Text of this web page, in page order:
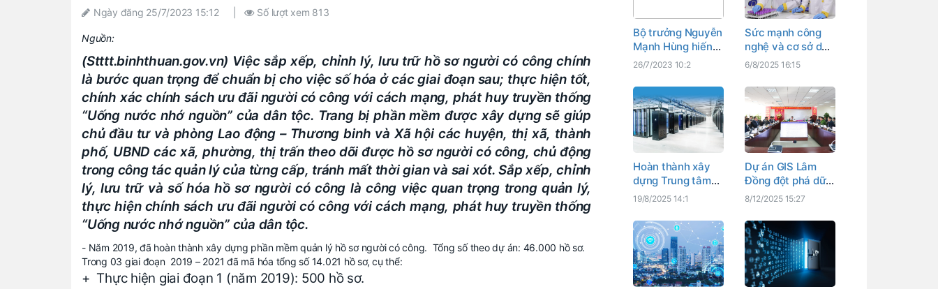
Ngày đăng 25/7/2023 15:12 Số lượt xem 813
Nguồn:
(Stttt.binhthuan.gov.vn) Việc sắp xếp, chỉnh lý, lưu trữ hồ sơ người có công chính
là bước quan trọng để chuẩn bị cho việc số hóa ở các giai đoạn sau; thực hiện tốt,
chính xác chính sách ưu đãi người có công với cách mạng, phát huy truyền thống
“Uống nước nhớ nguồn” của dân tộc. Trang bị phần mềm được xây dựng sẽ giúp
chủ đầu tư và phòng Lao động – Thương binh và Xã hội các huyện, thị xã, thành
phố, UBND các xã, phường, thị trấn theo dõi được hồ sơ người có công, chủ động
trong công tác quản lý của từng cấp, tránh mất thời gian và sai xót. Sắp xếp, chỉnh
lý, lưu trữ và số hóa hồ sơ người có công là công việc quan trọng trong quản lý,
thực hiện chính sách ưu đãi người có công với cách mạng, phát huy truyền thống
“Uống nước nhớ nguồn” của dân tộc.
- Năm 2019, đã hoàn thành xây dựng phần mềm quản lý hồ sơ người có công. Tổng số theo dự án: 46.000 hồ sơ.
Trong 03 giai đoạn 2019 – 2021 đã mã hóa tổng số 14.021 hồ sơ, cụ thể:
+ Thực hiện giai đoạn 1 (năm 2019): 500 hồ sơ.
Bộ trưởng Nguyễn
Mạnh Hùng hiến
kế phát triển vùng
26/7/2023 10:2
Sức mạnh công
nghệ và cơ sở dữ
liệu quốc gia giúp
các liệt sĩ
6/8/2025 16:15
Hoàn thành xây
dựng Trung tâm
dữ liệu quốc gia
2025
19/8/2025 14:1
Dự án GIS Lâm
Đồng đột phá dữ
liệu số
8/12/2025 15:27